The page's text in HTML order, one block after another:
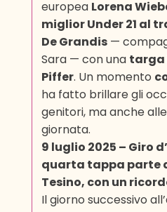
europea Lorena
miglior Under 21 al
De Grandis —
Sara — con una targa
Piffer. Un momento
ha fatto brillare gli
genitori, ma anche
giornata.
9 luglio 2025 – Giro
quarta tappa parte
Tesino, con un
Il giorno successivo